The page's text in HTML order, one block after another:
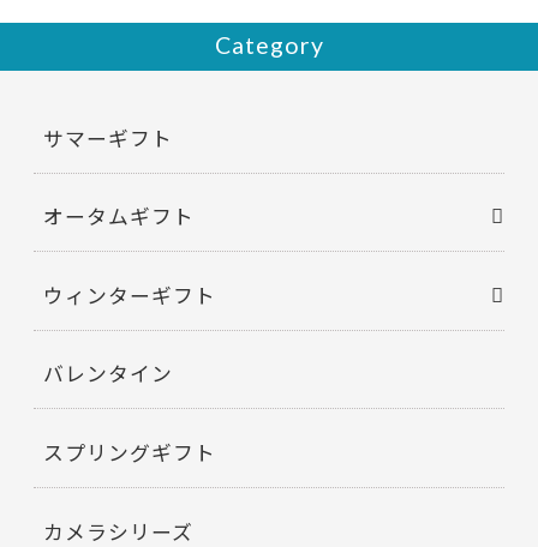
Category
サマーギフト
オータムギフト
ウィンターギフト
バレンタイン
スプリングギフト
カメラシリーズ